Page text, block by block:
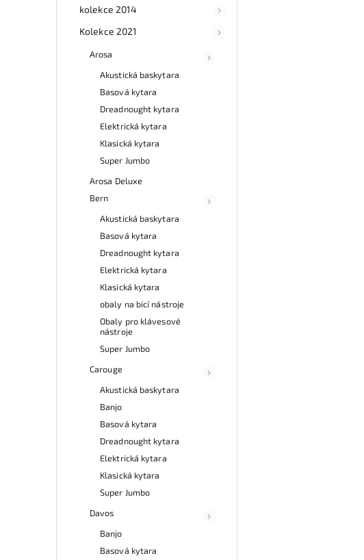
kolekce 2014
Kolekce 2021
Arosa
Akustická baskytara
Basová kytara
Dreadnought kytara
Elektrická kytara
Klasická kytara
Super Jumbo
Arosa Deluxe
Bern
Akustická baskytara
Basová kytara
Dreadnought kytara
Elektrická kytara
Klasická kytara
obaly na bicí nástroje
Obaly pro klávesové
nástroje
Super Jumbo
Carouge
Akustická baskytara
Banjo
Basová kytara
Dreadnought kytara
Elektrická kytara
Klasická kytara
Super Jumbo
Davos
Banjo
Basová kytara